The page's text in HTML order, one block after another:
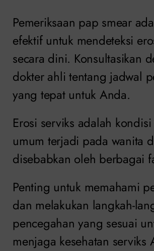
Pemeriksaan pap smear
efektif untuk mendeteksi
secara dini. Konsultasikan
dokter ahli tentang jadwal
yang tepat untuk Anda.
Erosi serviks adalah
umum terjadi pada wanita
disebabkan oleh berbagai
Penting untuk memahami
dan melakukan langkah-
pencegahan yang sesuai
menjaga kesehatan serviks